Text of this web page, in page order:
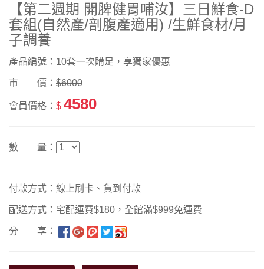
【第二週期 開脾健胃哺汝】三日鮮食-D
套組(自然產/剖腹產適用) /生鮮食材/月
子調養
產品編號：10套一次購足，享獨家優惠
市 價： $6000
會員價格： $ 4580
數 量：
付款方式：線上刷卡、貨到付款
配送方式：宅配運費$180，全館滿$999免運費
分 享：